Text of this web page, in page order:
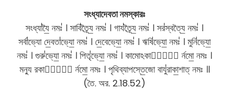
সংধ্যাদেবতা নমস্কারঃ
সংধ্যা॑যৈ॒ নমঃ॑ । সাবি॑ত্র্যৈ॒ নমঃ॑ । গায॑ত্র্যৈ॒ নমঃ॑ । সর॑স্বত্যৈ॒ নমঃ॑ ।
সর্বা॑ভ্যো দে॒বতা॑ভ্যো॒ নমঃ॑ । দে॒বেভ্যো॒ নমঃ॑ । ঋষি॑ভ্যো॒ নমঃ॑ । মুনি॑ভ্যো॒
নমঃ॑ । গুরু॑ভ্যো॒ নমঃ॑ । পিতৃ॑ভ্যো॒ নমঃ॑ । কামোঽকার্ষী᳚ র্নমো॒ নমঃ ।
মন্যু রকার্ষী᳚ র্নমো॒ নমঃ । পৃথিব্যাপস্তে॒জো বাযু॑রাকা॒শাত্ নমঃ ॥
(তৈ. অর. 2.18.52)